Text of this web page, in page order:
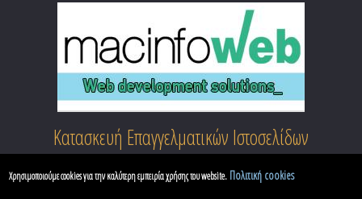
Κατασκευή Επαγγελματικών Ιστοσελίδων
Χρησιμοποιούμε cookies για την καλύτερη εμπειρία χρήσης του website. Πολιτική cookies